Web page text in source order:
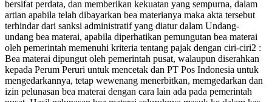
bersifat perdata, dan memberikan kekuatan yang sempurna, dalam
artian apabila telah dibayarkan bea materianya maka akta tersebut
terhindar dari sanksi administratif yang diatur dalam Undang-
undang bea materai, apabila diperhatikan pemungutan bea materai
oleh pemerintah memenuhi kriteria tentang pajak dengan ciri-ciri2 :
Bea materai dipungut oleh pemerintah pusat, walaupun diserahkan
kepada Perum Peruri untuk mencetak dan PT Pos Indonesia untuk
mengedarkannya, tetap wewenang menerbitkan, memgedarkan dan
izin pelunasan bea materai dengan cara lain ada pada pemerintah